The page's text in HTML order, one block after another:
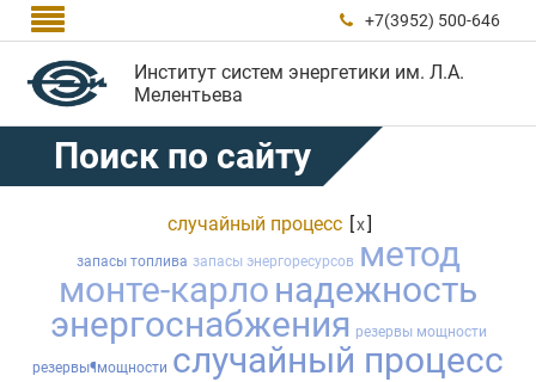
  +7(3952) 500-646
Институт систем энергетики им. Л.А.
Мелентьева
Поиск по сайту
случайный процесс [x]
запасы топлива запасы энергоресурсов метод
монте-карло надежность
энергоснабжения резервы мощности
резервы¶мощности случайный процесс